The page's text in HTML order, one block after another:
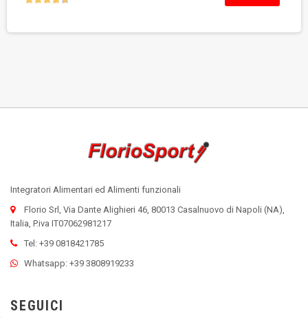
Integratori Alimentari ed Alimenti funzionali
Florio Srl, Via Dante Alighieri 46, 80013 Casalnuovo di Napoli (NA),
Italia, P.iva IT07062981217
Tel: +39 0818421785
Whatsapp: +39 3808919233
SEGUICI